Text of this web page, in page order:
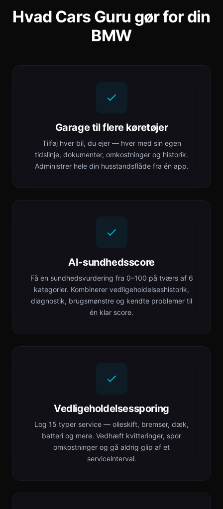
Hvad Cars Guru gør for din
BMW
Garage til flere køretøjer
Tilføj hver bil, du ejer — hver med sin egen
tidslinje, dokumenter, omkostninger og historik.
Administrer hele din husstandsflåde fra én app.
AI-sundhedsscore
Få en sundhedsvurdering fra 0–100 på tværs af 6
kategorier. Kombinerer vedligeholdelseshistorik,
diagnostik, brugsmønstre og kendte problemer til
én klar score.
Vedligeholdelsessporing
Log 15 typer service — olieskift, bremser, dæk,
batteri og mere. Vedhæft kvitteringer, spor
omkostninger og gå aldrig glip af et
serviceinterval.